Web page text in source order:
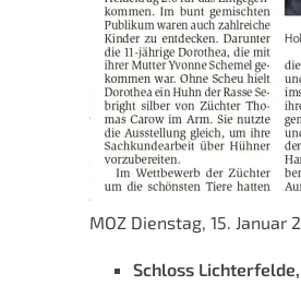
MOZ Dienstag, 15. Januar
Schloss